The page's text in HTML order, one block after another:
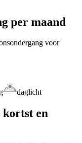
per maand
voor
daglicht
kortst en